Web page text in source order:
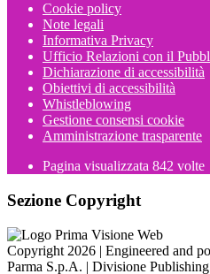
Cookie policy
Note legali
Informativa Privacy
Ufficio Relazioni con il
Dichiarazione di accessibilità
Obiettivi di accessibilità
Whistleblowing
Gestione consensi cookie
Amministrazione trasparente
Pagina visualizzata 842 volte
Sezione Copyright
Copyright 2026 | Engineered and
Parma S.p.A. | Divisione